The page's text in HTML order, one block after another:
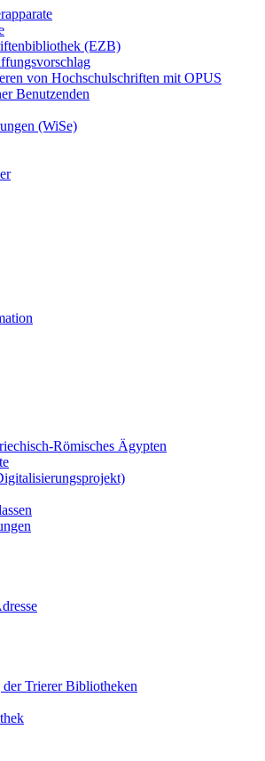
(EZB)
von Hochschulschriften mit OPUS
Benutzenden
(WiSe)
Römisches Ägypten
Trierer Bibliotheken